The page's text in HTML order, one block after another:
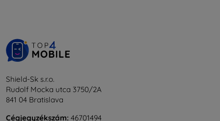
Shield-Sk s.r.o.
Rudolf Mocka utca 3750/2A
841 04 Bratislava
Cégjegyzékszám: 46701494